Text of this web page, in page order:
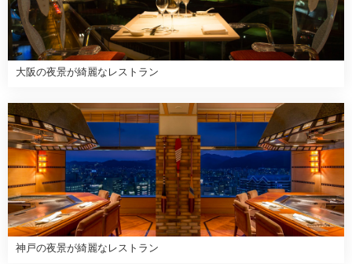
大阪の夜景が綺麗なレストラン
神戸の夜景が綺麗なレストラン